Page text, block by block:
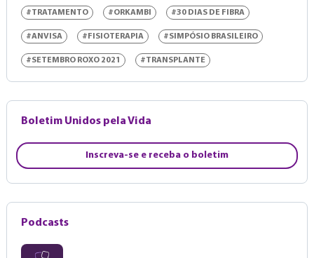
#TRATAMENTO #ORKAMBI #30 DIAS DE FIBRA
#ANVISA #FISIOTERAPIA #SIMPÓSIO BRASILEIRO
#SETEMBRO ROXO 2021 #TRANSPLANTE
Boletim Unidos pela Vida
Inscreva-se e receba o boletim
Podcasts